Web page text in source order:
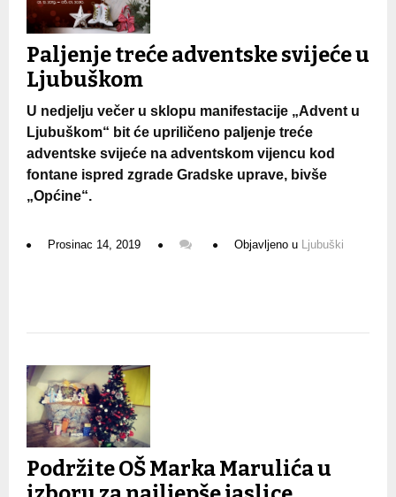
Paljenje treće adventske svijeće u
Ljubuškom
U nedjelju večer u sklopu manifestacije „Advent u
Ljubuškom“ bit će upriličeno paljenje treće
adventske svijeće na adventskom vijencu kod
fontane ispred zgrade Gradske uprave, bivše
„Općine“.
Prosinac 14, 2019 Objavljeno u Ljubuški
Podržite OŠ Marka Marulića u